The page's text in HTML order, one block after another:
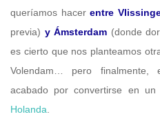
queríamos hacerentre
previa) y Ámsterdam (donde
es cierto que nos planteamos
Volendam… pero
acabado por convertirse en
Holanda.